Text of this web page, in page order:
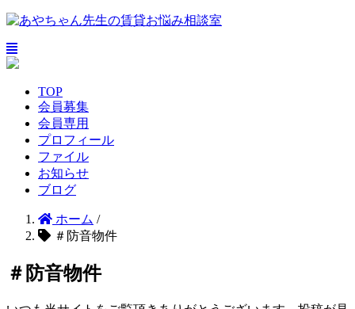
TOP
会員募集
会員専用
プロフィール
ファイル
お知らせ
ブログ
ホーム /
＃防音物件
＃防音物件